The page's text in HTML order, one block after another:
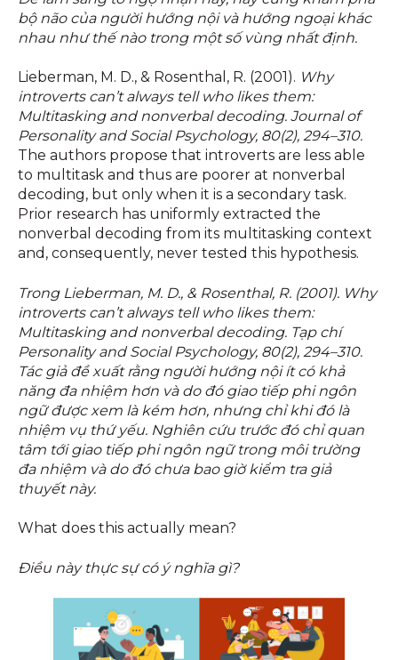
bộ não của người hướng nội và hướng ngoại khác
nhau như thế nào trong một số vùng nhất định.
Lieberman, M. D., & Rosenthal, R. (2001). Why
introverts can’t always tell who likes them:
Multitasking and nonverbal decoding. Journal of
Personality and Social Psychology, 80(2), 294–310.
The authors propose that introverts are less able
to multitask and thus are poorer at nonverbal
decoding, but only when it is a secondary task.
Prior research has uniformly extracted the
nonverbal decoding from its multitasking context
and, consequently, never tested this hypothesis.
Trong Lieberman, M. D., & Rosenthal, R. (2001). Why
introverts can’t always tell who likes them:
Multitasking and nonverbal decoding. Tạp chí
Personality and Social Psychology, 80(2), 294–310.
Tác giả đề xuất rằng người hướng nội ít có khả
năng đa nhiệm hơn và do đó giao tiếp phi ngôn
ngữ được xem là kém hơn, nhưng chỉ khi đó là
nhiệm vụ thứ yếu. Nghiên cứu trước đó chỉ quan
tâm tới giao tiếp phi ngôn ngữ trong môi trường
đa nhiệm và do đó chưa bao giờ kiểm tra giả
thuyết này.
What does this actually mean?
Điều này thực sự có ý nghĩa gì?